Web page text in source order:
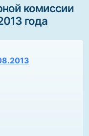
комиссии
года